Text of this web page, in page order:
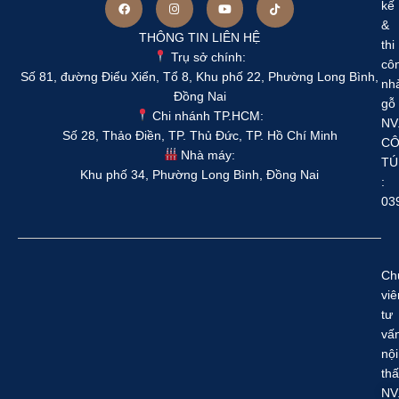
THÔNG TIN LIÊN HỆ
Trụ sở chính:
Số 81, đường Điểu Xiển, Tổ 8, Khu phố 22, Phường Long Bình,
Đồng Nai
Chi nhánh TP.HCM:
Số 28, Thảo Điền, TP. Thủ Đức, TP. Hồ Chí Minh
Nhà máy:
Khu phố 34, Phường Long Bình, Đồng Nai
kế
&
thi
gỗ
TÚ
:
tư
nội